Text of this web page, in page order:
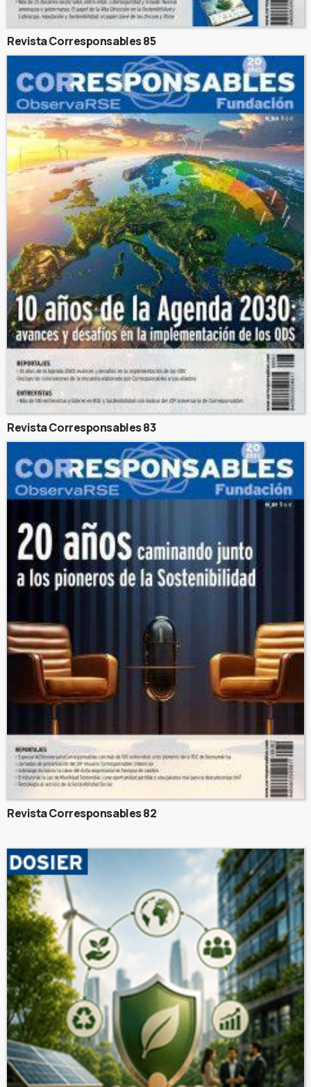
Revista Corresponsables 85
Revista Corresponsables 83
Revista Corresponsables 82